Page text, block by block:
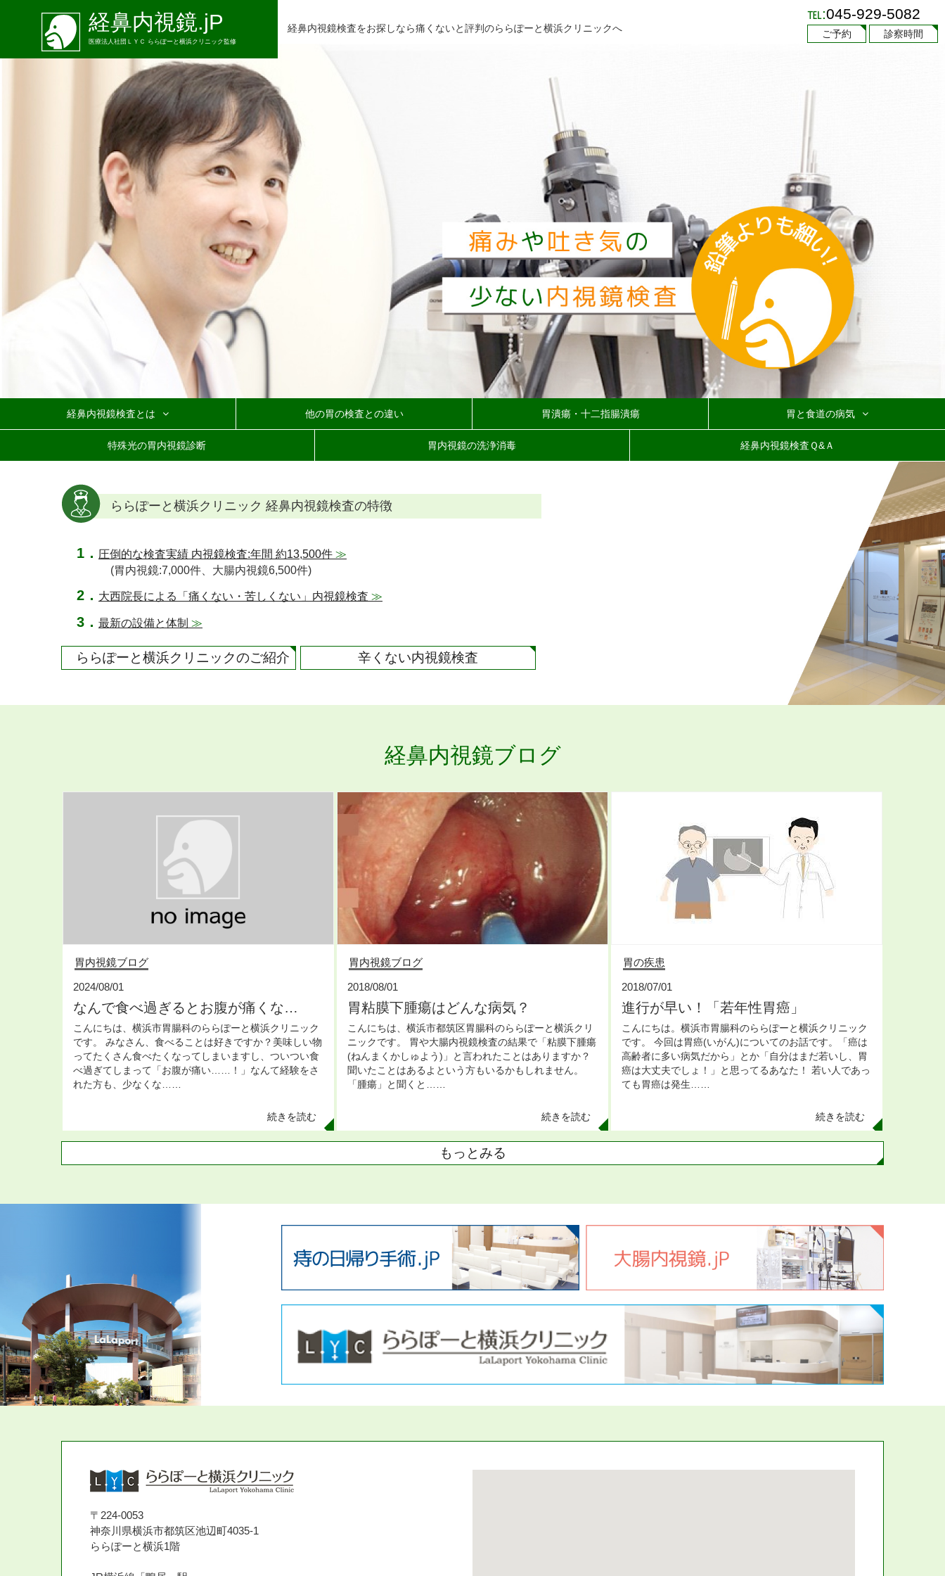
経鼻内視鏡.jP
医療法人社団ＬＹＣ ららぽーと横浜クリニック監修
経鼻内視鏡検査をお探しなら痛くないと評判のららぽーと横浜クリニックへ
℡:045-929-5082
ご予約 診察時間
経鼻内視鏡検査とは
辛くない内視鏡検査
経鼻内視鏡検査の流れ
他の胃の検査との違い 胃潰瘍・十二指腸潰瘍 胃と食道の病気
ピロリ菌
急性胃炎・慢性胃炎
胃ポリープ
逆流性食道炎
機能性胃腸症
他の胃と食道の病気
特殊光の胃内視鏡診断 胃内視鏡の洗浄消毒 経鼻内視鏡検査Ｑ&Ａ
ららぽーと横浜クリニック 経鼻内視鏡検査の特徴
圧倒的な検査実績 内視鏡検査:年間 約13,500件 ≫
(胃内視鏡:7,000件、大腸内視鏡6,500件)
大西院長による「痛くない・苦しくない」内視鏡検査 ≫
最新の設備と体制 ≫
ららぽーと横浜クリニックのご紹介 辛くない内視鏡検査
経鼻内視鏡ブログ
胃内視鏡ブログ
2024/08/01
なんで食べ過ぎるとお腹が痛くな…
こんにちは、横浜市胃腸科のららぽーと横浜クリニック
です。 みなさん、食べることは好きですか？美味しい物
ってたくさん食べたくなってしまいますし、ついつい食
べ過ぎてしまって「お腹が痛い……！」なんて経験をさ
れた方も、少なくな…
続きを読む
胃内視鏡ブログ
2018/08/01
胃粘膜下腫瘍はどんな病気？
こんにちは、横浜市都筑区胃腸科のららぽーと横浜クリ
ニックです。 胃や大腸内視鏡検査の結果で「粘膜下腫瘍
(ねんまくかしゅよう)」と言われたことはありますか？
聞いたことはあるよという方もいるかもしれません。
「腫瘍」と聞くと…
続きを読む
胃の疾患
2018/07/01
進行が早い！「若年性胃癌」
こんにちは。横浜市胃腸科のららぽーと横浜クリニック
です。 今回は胃癌(いがん)についてのお話です。「癌は
高齢者に多い病気だから」とか「自分はまだ若いし、胃
癌は大丈夫でしょ！」と思ってるあなた！ 若い人であっ
ても胃癌は発生…
続きを読む
もっとみる
〒224-0053
神奈川県横浜市都筑区池辺町4035-1
ららぽーと横浜1階